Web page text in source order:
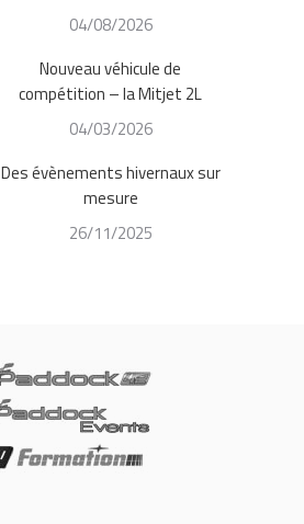
04/08/2026
Nouveau véhicule de
compétition – la Mitjet 2L
04/03/2026
Des évènements hivernaux sur
mesure
26/11/2025